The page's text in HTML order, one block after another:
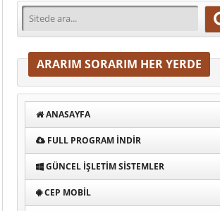
ARARIM SORARIM HER YERDE
ANASAYFA
FULL PROGRAM INDIR
GÜNCEL İŞLETIM SISTEMLER
CEP MOBIL